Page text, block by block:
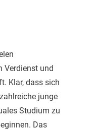
Verdienst und
Klar, dass sich
junge
Studium zu
Das